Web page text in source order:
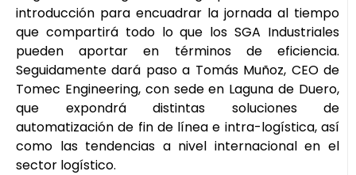
introducción para encuadrar la jornada al tiempo
que compartirá todo lo que los SGA Industriales
pueden aportar en términos de eficiencia.
Seguidamente dará paso a Tomás Muñoz, CEO de
Tomec Engineering, con sede en Laguna de Duero,
que expondrá distintas soluciones de
automatización de fin de línea e intra-logística, así
como las tendencias a nivel internacional en el
sector logístico.